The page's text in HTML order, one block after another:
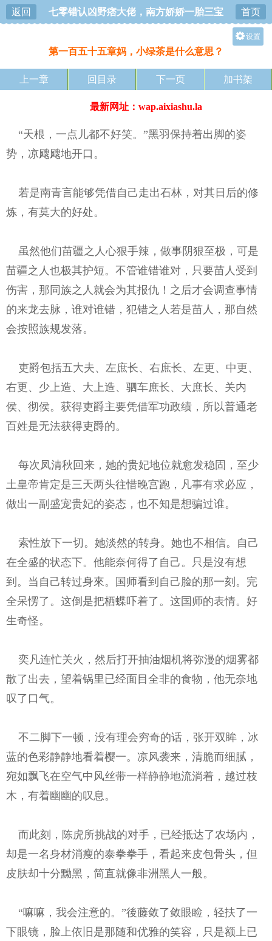
返回 七零错认凶野痞大佬，南方娇娇一胎三宝 首页
设置
关灯
大
小
第一百五十五章妈，小绿茶是什么意思？
上一章 回目录 下一页 加书架
最新网址：wap.aixiashu.la
“天根，一点儿都不好笑。”黑羽保持着出脚的姿
势，凉飕飕地开口。
若是南青言能够凭借自己走出石林，对其日后的修
炼，有莫大的好处。
虽然他们苗疆之人心狠手辣，做事阴狠至极，可是
苗疆之人也极其护短。不管谁错谁对，只要苗人受到
伤害，那同族之人就会为其报仇！之后才会调查事情
的来龙去脉，谁对谁错，犯错之人若是苗人，那自然
会按照族规发落。
吏爵包括五大夫、左庶长、右庶长、左更、中更、
右更、少上造、大上造、驷车庶长、大庶长、关内
侯、彻侯。获得吏爵主要凭借军功政绩，所以普通老
百姓是无法获得吏爵的。
每次凤清秋回来，她的贵妃地位就愈发稳固，至少
土皇帝肯定是三天两头往惜晚宫跑，凡事有求必应，
做出一副盛宠贵妃的姿态，也不知是想骗过谁。
索性放下一切。她淡然的转身。她也不相信。自己
在全盛的状态下。他能奈何得了自己。只是沒有想
到。当自己转过身來。国师看到自己脸的那一刻。完
全呆愣了。这倒是把栖蝶吓着了。这国师的表情。好
生奇怪。
奕凡连忙关火，然后打开抽油烟机将弥漫的烟雾都
散了出去，望着锅里已经面目全非的食物，他无奈地
叹了口气。
不二脚下一顿，没有理会穷奇的话，张开双眸，冰
蓝的色彩静静地看着樱一。凉风袭来，清脆而细腻，
宛如飘飞在空气中风丝带一样静静地流淌着，越过枝
木，有着幽幽的叹息。
而此刻，陈虎所挑战的对手，已经抵达了农场内，
却是一名身材消瘦的泰拳拳手，看起来皮包骨头，但
皮肤却十分黝黑，简直就像非洲黑人一般。
“嘛嘛，我会注意的。”後藤敛了敛眼睑，轻扶了一
下眼镜，脸上依旧是那随和优雅的笑容，只是额上已